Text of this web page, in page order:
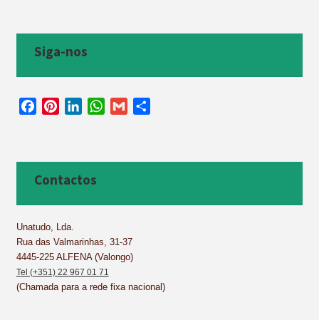
Siga-nos
b
o
k
e
e
s
t
I
W
p
Contactos
Unatudo, Lda.
Rua das Valmarinhas, 31-37
4445-225 ALFENA (Valongo)
Tel (+351) 22 967 01 71
(Chamada para a rede fixa nacional)